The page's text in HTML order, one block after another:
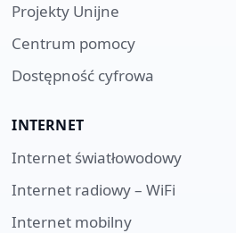
Projekty Unijne
Centrum pomocy
Dostępność cyfrowa
INTERNET
Internet światłowodowy
Internet radiowy – WiFi
Internet mobilny